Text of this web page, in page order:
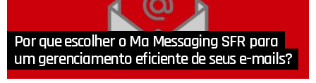
Por que escolher o Ma Messaging SFR para
um gerenciamento eficiente de seus e-mails?